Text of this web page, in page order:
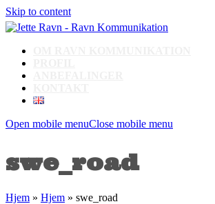
Skip to content
Open mobile menuClose mobile menu
swe_road
Hjem » Hjem » swe_road